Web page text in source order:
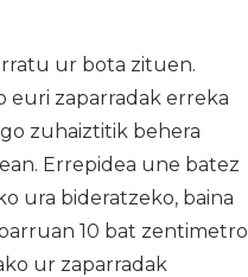
ur bota zituen.
euri zaparradak erreka
zuhaiztitik behera
Errepidea une batez
ura bideratzeko, baina
10 bat zentimetro
ur zaparradak